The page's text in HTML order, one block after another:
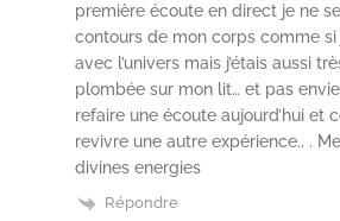
première écoute en direct je ne
contours de mon corps comme si
avec l’univers mais j’étais aussi
plombée sur mon lit… et pas
refaire une écoute aujourd’hui et
revivre une autre expérience.. .
divines energies
Répondre